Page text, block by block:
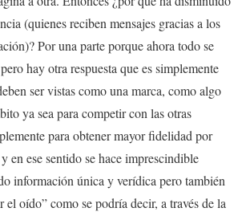
(quienes reciben mensajes gracias a los
Por una parte porque ahora todo se
hay otra respuesta que es simplemente
ser vistas como una marca, como algo
ya sea para competir con las otras
para obtener mayor fidelidad por
en ese sentido se hace imprescindible
información única y verídica pero también
el oído” como se podría decir, a través de la